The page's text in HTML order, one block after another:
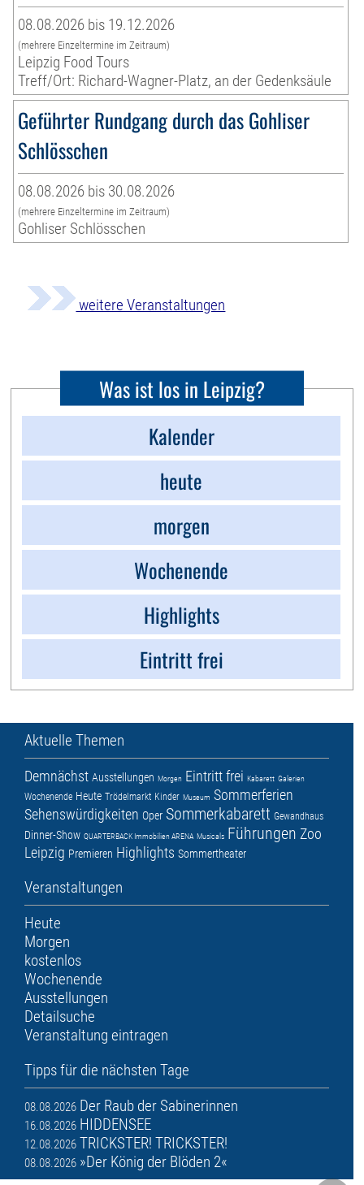
08.08.2026 bis 19.12.2026
(mehrere Einzeltermine im Zeitraum)
Leipzig Food Tours
Treff/Ort: Richard-Wagner-Platz, an der Gedenksäule
Geführter Rundgang durch das Gohliser
Schlösschen
08.08.2026 bis 30.08.2026
(mehrere Einzeltermine im Zeitraum)
Gohliser Schlösschen
weitere Veranstaltungen
Was ist los in Leipzig?
Kalender
heute
morgen
Wochenende
Highlights
Eintritt frei
Aktuelle Themen
Demnächst Ausstellungen Morgen Eintritt frei Kabarett Galerien
Wochenende Heute Trödelmarkt Kinder Museum Sommerferien
Sehenswürdigkeiten Oper Sommerkabarett Gewandhaus
Dinner-Show QUARTERBACK Immobilien ARENA Musicals Führungen Zoo
Leipzig Premieren Highlights Sommertheater
Veranstaltungen
Heute
Morgen
kostenlos
Wochenende
Ausstellungen
Detailsuche
Veranstaltung eintragen
Tipps für die nächsten Tage
08.08.2026 Der Raub der Sabinerinnen
16.08.2026 HIDDENSEE
12.08.2026 TRICKSTER! TRICKSTER!
08.08.2026 »Der König der Blöden 2«